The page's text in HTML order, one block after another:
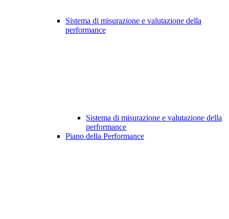
Sistema di misurazione e valutazione della
performance
Sistema di misurazione e valutazione della
performance
Piano della Performance